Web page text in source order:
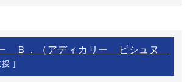
Ｂ．（アディカリー ビシュヌ
授 ]